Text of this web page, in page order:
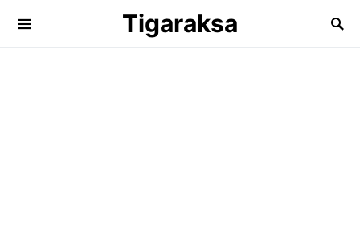
Tigaraksa